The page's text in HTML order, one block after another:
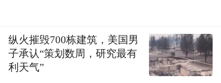
纵火摧毁700栋建筑，美国男
子承认“策划数周，研究最有
利天气”